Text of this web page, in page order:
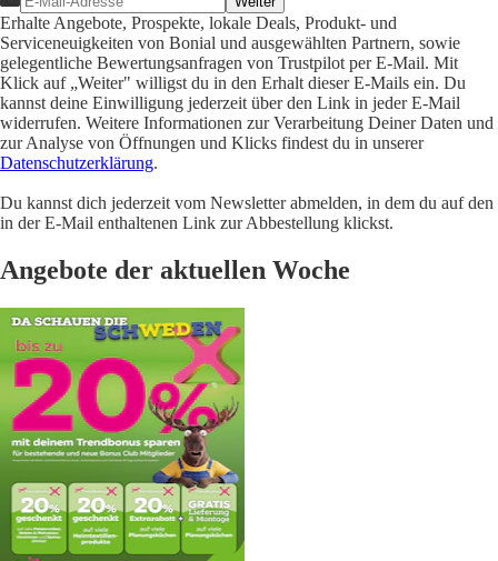
Erhalte Angebote, Prospekte, lokale Deals, Produkt- und
Serviceneuigkeiten von Bonial und ausgewählten Partnern, sowie
gelegentliche Bewertungsanfragen von Trustpilot per E-Mail. Mit
Klick auf „Weiter" willigst du in den Erhalt dieser E-Mails ein. Du
kannst deine Einwilligung jederzeit über den Link in jeder E-Mail
widerrufen. Weitere Informationen zur Verarbeitung Deiner Daten und
zur Analyse von Öffnungen und Klicks findest du in unserer
Datenschutzerklärung.
Du kannst dich jederzeit vom Newsletter abmelden, in dem du auf den
in der E-Mail enthaltenen Link zur Abbestellung klickst.
Angebote der aktuellen Woche